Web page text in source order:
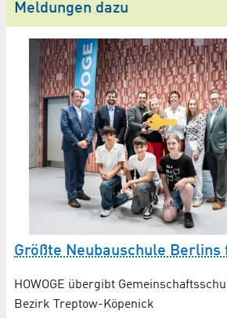
Meldungen dazu
Größte Neubauschule
HOWOGE übergibt
Bezirk Treptow-Köpenick